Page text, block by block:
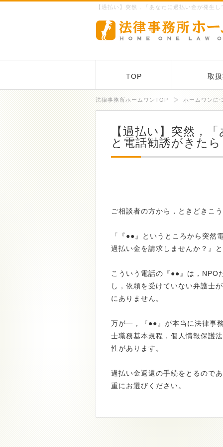
【過払い】突然，「あなたに過払い金が発生
TOP 取
法律事務所ホームワンTOP ホームワンに
【過払い】突然，
と電話勧誘がきたら
ご相談者の方から，ときどきこ
「『●●』というところから突然
過払い金を請求しませんか？』と
こういう電話の『●●』は，NPO
し，依頼を受けていない弁護士
にありません。
万が一，『●●』が本当に法律事
士職務基本規程，個人情報保護
性があります。
過払い金返還の手続をとるので
重にお選びください。